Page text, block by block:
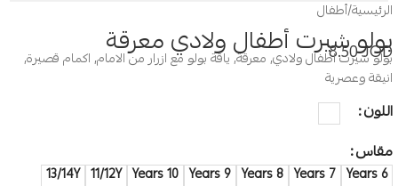
الرئيسية/أطفال
بولو شيرت أطفال ولادي معرقة
8.50JOD
بولو شيرت اطفال ولادي, معرقة, ياقة بولو مع ازرار من الامام, اكمام قصيرة,
انيقة وعصرية
اللون
مقاس
6 Years
7 Years
8 Years
9 Years
10 Years
11/12Y
13/14Y